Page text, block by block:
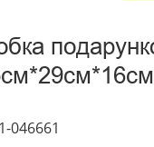
046661